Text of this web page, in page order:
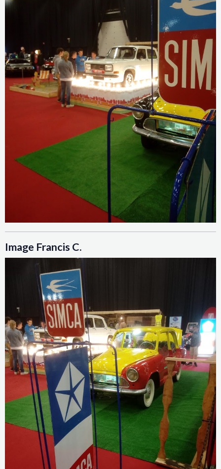
Image Francis C.